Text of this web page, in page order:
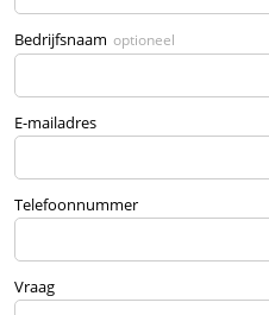
Bedrijfsnaam optioneel
E-mailadres
Telefoonnummer
Vraag